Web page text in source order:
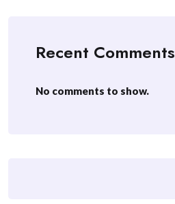
Recent Comments
No comments to show.